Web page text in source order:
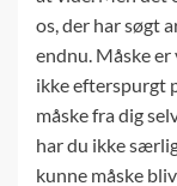
os, der har søgt
endnu. Måske
ikke efterspurgt
måske fra dig
har du ikke
kunne måske